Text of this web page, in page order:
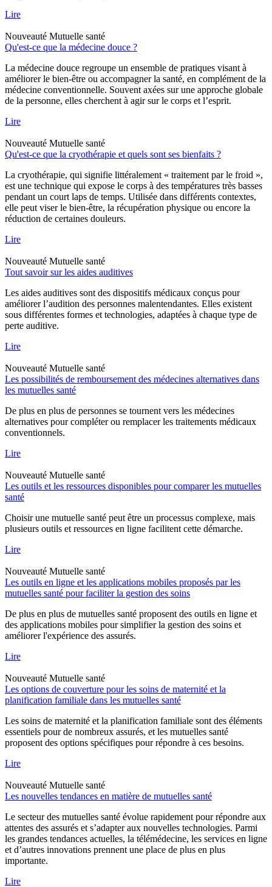
Lire
Nouveauté Mutuelle santé
Qu'est-ce que la médecine douce ?
La médecine douce regroupe un ensemble de pratiques visant à
améliorer le bien-être ou accompagner la santé, en complément de la
médecine conventionnelle. Souvent axées sur une approche globale
de la personne, elles cherchent à agir sur le corps et l’esprit.
Lire
Nouveauté Mutuelle santé
Qu'est-ce que la cryothérapie et quels sont ses bienfaits ?
La cryothérapie, qui signifie littéralement « traitement par le froid »,
est une technique qui expose le corps à des températures très basses
pendant un court laps de temps. Utilisée dans différents contextes,
elle peut viser le bien-être, la récupération physique ou encore la
réduction de certaines douleurs.
Lire
Nouveauté Mutuelle santé
Tout savoir sur les aides auditives
Les aides auditives sont des dispositifs médicaux conçus pour
améliorer l’audition des personnes malentendantes. Elles existent
sous différentes formes et technologies, adaptées à chaque type de
perte auditive.
Lire
Nouveauté Mutuelle santé
Les possibilités de remboursement des médecines alternatives dans
les mutuelles santé
De plus en plus de personnes se tournent vers les médecines
alternatives pour compléter ou remplacer les traitements médicaux
conventionnels.
Lire
Nouveauté Mutuelle santé
Les outils et les ressources disponibles pour comparer les mutuelles
santé
Choisir une mutuelle santé peut être un processus complexe, mais
plusieurs outils et ressources en ligne facilitent cette démarche.
Lire
Nouveauté Mutuelle santé
Les outils en ligne et les applications mobiles proposés par les
mutuelles santé pour faciliter la gestion des soins
De plus en plus de mutuelles santé proposent des outils en ligne et
des applications mobiles pour simplifier la gestion des soins et
améliorer l'expérience des assurés.
Lire
Nouveauté Mutuelle santé
Les options de couverture pour les soins de maternité et la
planification familiale dans les mutuelles santé
Les soins de maternité et la planification familiale sont des éléments
essentiels pour de nombreux assurés, et les mutuelles santé
proposent des options spécifiques pour répondre à ces besoins.
Lire
Nouveauté Mutuelle santé
Les nouvelles tendances en matière de mutuelles santé
Le secteur des mutuelles santé évolue rapidement pour répondre aux
attentes des assurés et s’adapter aux nouvelles technologies. Parmi
les grandes tendances actuelles, la télémédecine, les services en ligne
et d’autres innovations prennent une place de plus en plus
importante.
Lire